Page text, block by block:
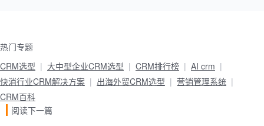
热门专题
CRM选型
大中型企业CRM选型 CRM排行榜
AI crm
快消行业CRM解决方案
出海外贸CRM选型
营销管理系统
CRM百科
阅读下一篇